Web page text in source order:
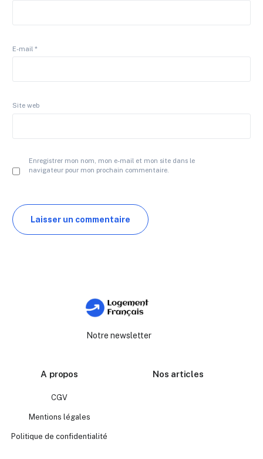
E-mail*
Site web
Enregistrer mon nom, mon e-mail et mon site dans le
navigateur pour mon prochain commentaire.
Notre newsletter
A propos
CGV
Mentions légales
Politique de confidentialité
Nos articles